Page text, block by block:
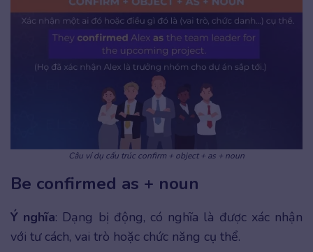
Câu ví dụ cấu trúc confirm + object + as + noun
Be confirmed as + noun
Ý nghĩa: Dạng bị động, có nghĩa là được xác nhận
với tư cách, vai trò hoặc chức năng cụ thể.